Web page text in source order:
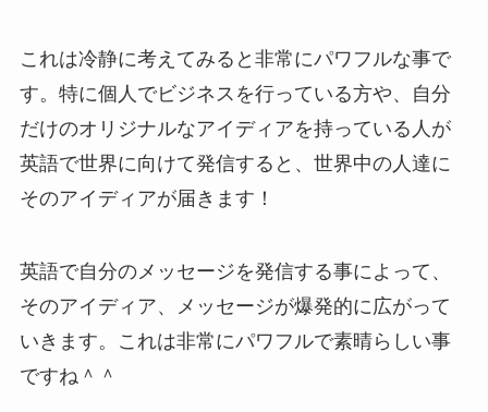
これは冷静に考えてみると非常にパワフルな事で
す。特に個人でビジネスを行っている方や、自分
だけのオリジナルなアイディアを持っている人が
英語で世界に向けて発信すると、世界中の人達に
そのアイディアが届きます！
英語で自分のメッセージを発信する事によって、
そのアイディア、メッセージが爆発的に広がって
いきます。これは非常にパワフルで素晴らしい事
ですね＾＾